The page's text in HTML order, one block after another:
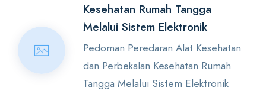
Kesehatan Rumah Tangga
Melalui Sistem Elektronik
Pedoman Peredaran Alat Kesehatan
dan Perbekalan Kesehatan Rumah
Tangga Melalui Sistem Elektronik